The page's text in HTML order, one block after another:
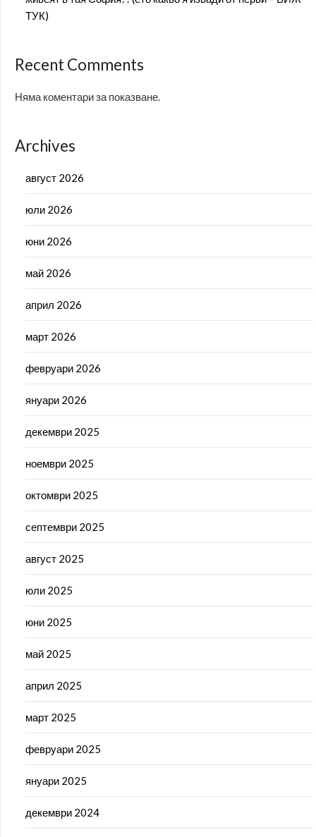
ТУК)
Recent Comments
Няма коментари за показване.
Archives
август 2026
юли 2026
юни 2026
май 2026
април 2026
март 2026
февруари 2026
януари 2026
декември 2025
ноември 2025
октомври 2025
септември 2025
август 2025
юли 2025
юни 2025
май 2025
април 2025
март 2025
февруари 2025
януари 2025
декември 2024